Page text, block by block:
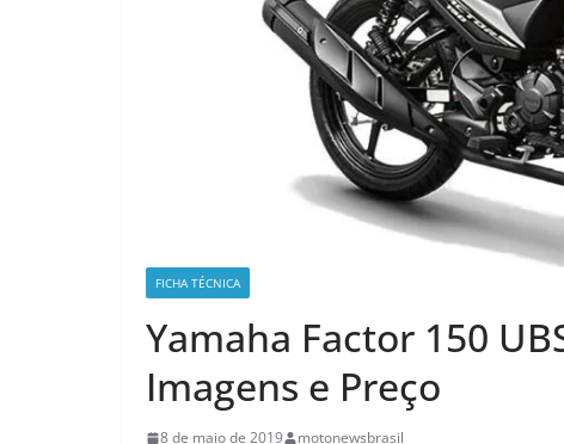
FICHA TÉCNICA
Yamaha Factor 150
Imagens e Preço
8 de maio de 2019 motonewsbrasil